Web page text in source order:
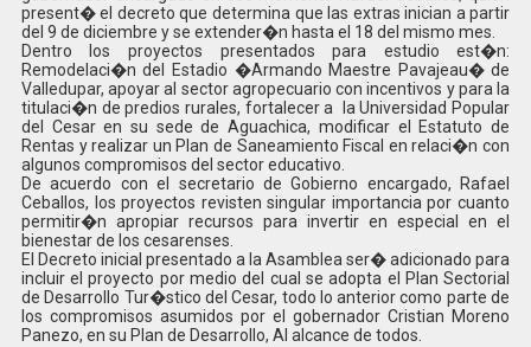
present� el decreto que determina que las extras inician a partir
del 9 de diciembre y se extender�n hasta el 18 del mismo mes.
Dentro los proyectos presentados para estudio est�n:
Remodelaci�n del Estadio �Armando Maestre Pavajeau� de
Valledupar, apoyar al sector agropecuario con incentivos y para la
titulaci�n de predios rurales, fortalecer a la Universidad Popular
del Cesar en su sede de Aguachica, modificar el Estatuto de
Rentas y realizar un Plan de Saneamiento Fiscal en relaci�n con
algunos compromisos del sector educativo.
De acuerdo con el secretario de Gobierno encargado, Rafael
Ceballos, los proyectos revisten singular importancia por cuanto
permitir�n apropiar recursos para invertir en especial en el
bienestar de los cesarenses.
El Decreto inicial presentado a la Asamblea ser� adicionado para
incluir el proyecto por medio del cual se adopta el Plan Sectorial
de Desarrollo Tur�stico del Cesar, todo lo anterior como parte de
los compromisos asumidos por el gobernador Cristian Moreno
Panezo, en su Plan de Desarrollo, Al alcance de todos.